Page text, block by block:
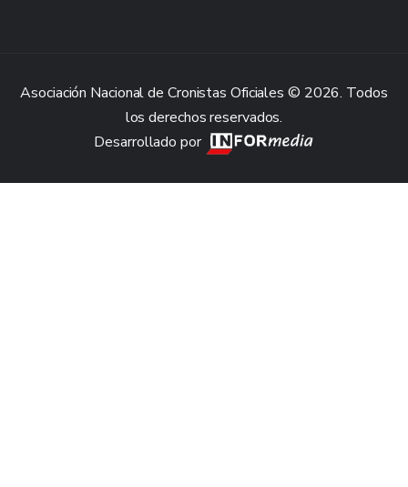
Asociación Nacional de Cronistas Oficiales © 2026. Todos
los derechos reservados.
Desarrollado por